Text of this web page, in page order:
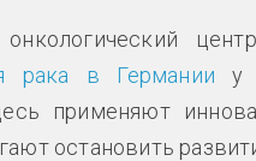
рака в Германии у
применяют
остановить